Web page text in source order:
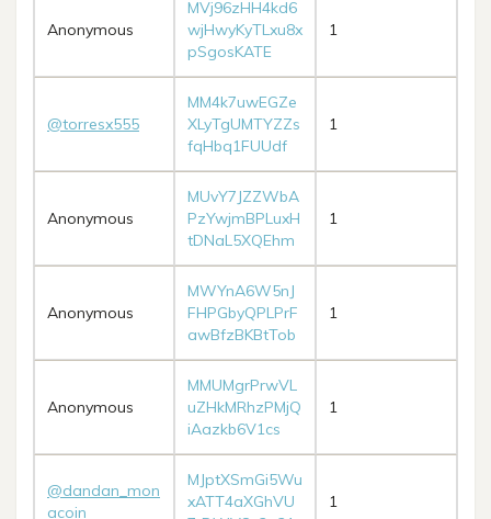
Anonymous
MVj96zHH4kd6
wjHwyKyTLxu8x
pSgosKATE
1
@torresx555
MM4k7uwEGZe
XLyTgUMTYZZs
fqHbq1FUUdf
1
Anonymous
MUvY7JZZWbA
PzYwjmBPLuxH
tDNaL5XQEhm
1
Anonymous
MWYnA6W5nJ
FHPGbyQPLPrF
awBfzBKBtTob
1
Anonymous
MMUMgrPrwVL
uZHkMRhzPMjQ
iAazkb6V1cs
1
@dandan_mon
acoin
MJptXSmGi5Wu
xATT4aXGhVU
1